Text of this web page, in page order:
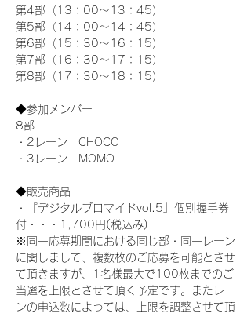
第4部（13：00～13：45）
第5部（14：00～14：45）
第6部（15：30～16：15）
第7部（16：30～17：15）
第8部（17：30～18：15）
◆参加メンバー
8部
・2レーン　CHOCO
・3レーン　MOMO
◆販売商品
・『デジタルブロマイドvol.5』個別握手券
付・・・1,700円(税込み)
※同一応募期間における同じ部・同一レーン
に関しまして、複数枚のご応募を可能とさせ
て頂きますが、1名様最大で100枚までのご
当選を上限とさせて頂く予定です。またレー
ンの申込数によっては、上限を調整させて頂